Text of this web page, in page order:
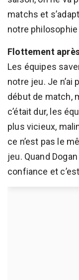
matchs et
notre philosophie
Flottement
Les équipes
notre jeu. Je n’ai
début de match,
c’était dur, les
plus vicieux,
ce n’est pas le
jeu. Quand
confiance et